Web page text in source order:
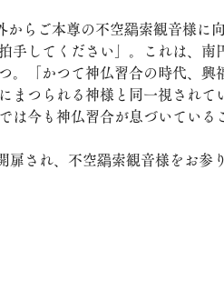
らご本尊の不空羂索観音様に
手してください」。これは、南
。「かつて神仏習合の時代、興
まつられる神様と同一視されて
は今も神仏習合が息づいている
され、不空羂索観音様をお参